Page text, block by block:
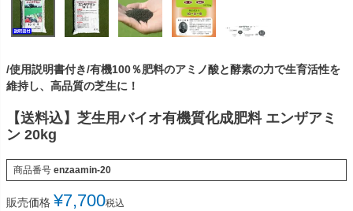
/使用説明書付き/有機100％肥料のアミノ酸と酵素の力で生育活性を
維持し、高品質の芝生に！
【送料込】芝生用バイオ有機質化成肥料 エンザアミ
ン 20kg
商品番号 enzaamin-20
販売価格 ¥7,700税込